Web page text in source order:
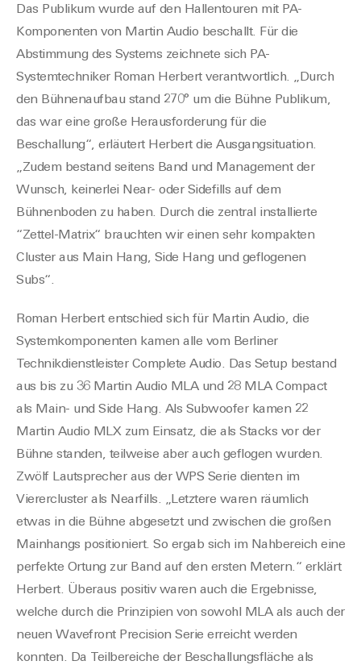
Das Publikum wurde auf den Hallentouren mit PA-
Komponenten von Martin Audio beschallt. Für die
Abstimmung des Systems zeichnete sich PA-
Systemtechniker Roman Herbert verantwortlich. „Durch
den Bühnenaufbau stand 270° um die Bühne Publikum,
das war eine große Herausforderung für die
Beschallung“, erläutert Herbert die Ausgangsituation.
„Zudem bestand seitens Band und Management der
Wunsch, keinerlei Near- oder Sidefills auf dem
Bühnenboden zu haben. Durch die zentral installierte
“Zettel-Matrix“ brauchten wir einen sehr kompakten
Cluster aus Main Hang, Side Hang und geflogenen
Subs“.
Roman Herbert entschied sich für Martin Audio, die
Systemkomponenten kamen alle vom Berliner
Technikdienstleister Complete Audio. Das Setup bestand
aus bis zu 36 Martin Audio MLA und 28 MLA Compact
als Main- und Side Hang. Als Subwoofer kamen 22
Martin Audio MLX zum Einsatz, die als Stacks vor der
Bühne standen, teilweise aber auch geflogen wurden.
Zwölf Lautsprecher aus der WPS Serie dienten im
Vierercluster als Nearfills. „Letztere waren räumlich
etwas in die Bühne abgesetzt und zwischen die großen
Mainhangs positioniert. So ergab sich im Nahbereich eine
perfekte Ortung zur Band auf den ersten Metern.“ erklärt
Herbert. Überaus positiv waren auch die Ergebnisse,
welche durch die Prinzipien von sowohl MLA als auch der
neuen Wavefront Precision Serie erreicht werden
konnten. Da Teilbereiche der Beschallungsfläche als